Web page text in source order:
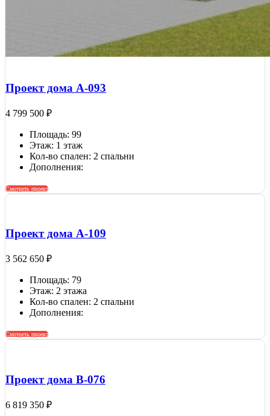
Проект дома A-093
4 799 500 ₽
Площадь: 99
Этаж: 1 этаж
Кол-во спален: 2 спальни
Дополнения:
Смотреть проект
Проект дома A-109
3 562 650 ₽
Площадь: 79
Этаж: 2 этажа
Кол-во спален: 2 спальни
Дополнения:
Смотреть проект
Проект дома B-076
6 819 350 ₽